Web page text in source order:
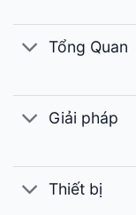
Tổng Quan
Giải pháp
Thiết bị